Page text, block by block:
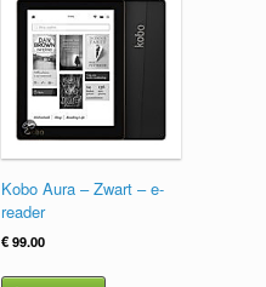
Kobo Aura – Zwart – e-
reader
€99.00